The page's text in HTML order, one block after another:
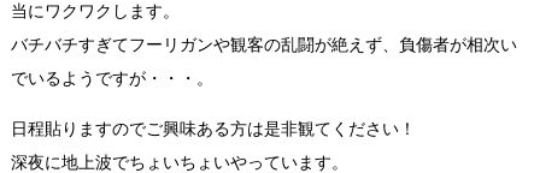
当にワクワクします。
バチバチすぎてフーリガンや観客の乱闘が絶えず、負傷者が相次い
でいるようですが・・・。
日程貼りますのでご興味ある方は是非観てください！
深夜に地上波でちょいちょいやっています。